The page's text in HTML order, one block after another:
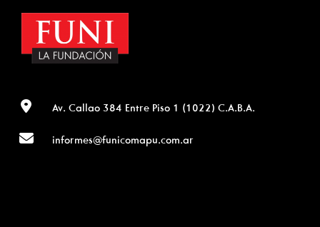
Av. Callao 384 Entre Piso 1 (1022) C.A.B.A.
informes@funicomapu.com.ar